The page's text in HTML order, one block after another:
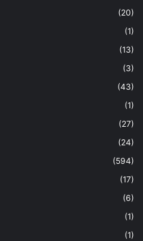
(20)
(1)
(13)
(3)
(43)
(1)
(27)
(24)
(594)
(17)
(6)
(1)
(1)